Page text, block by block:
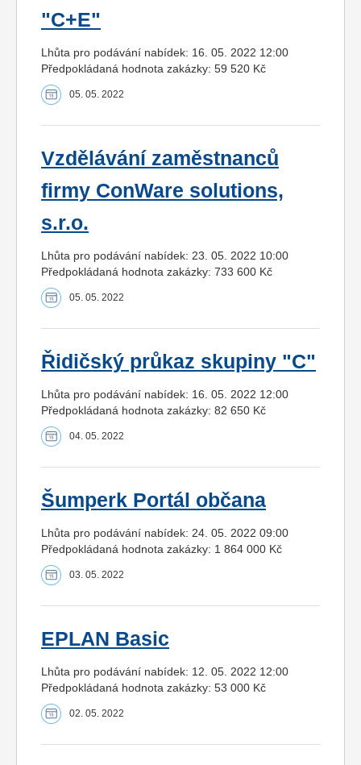
"C+E"
Lhůta pro podávání nabídek: 16. 05. 2022 12:00
Předpokládaná hodnota zakázky: 59 520 Kč
05. 05. 2022
Vzdělávání zaměstnanců
firmy ConWare solutions,
s.r.o.
Lhůta pro podávání nabídek: 23. 05. 2022 10:00
Předpokládaná hodnota zakázky: 733 600 Kč
05. 05. 2022
Řidičský průkaz skupiny "C"
Lhůta pro podávání nabídek: 16. 05. 2022 12:00
Předpokládaná hodnota zakázky: 82 650 Kč
04. 05. 2022
Šumperk Portál občana
Lhůta pro podávání nabídek: 24. 05. 2022 09:00
Předpokládaná hodnota zakázky: 1 864 000 Kč
03. 05. 2022
EPLAN Basic
Lhůta pro podávání nabídek: 12. 05. 2022 12:00
Předpokládaná hodnota zakázky: 53 000 Kč
02. 05. 2022